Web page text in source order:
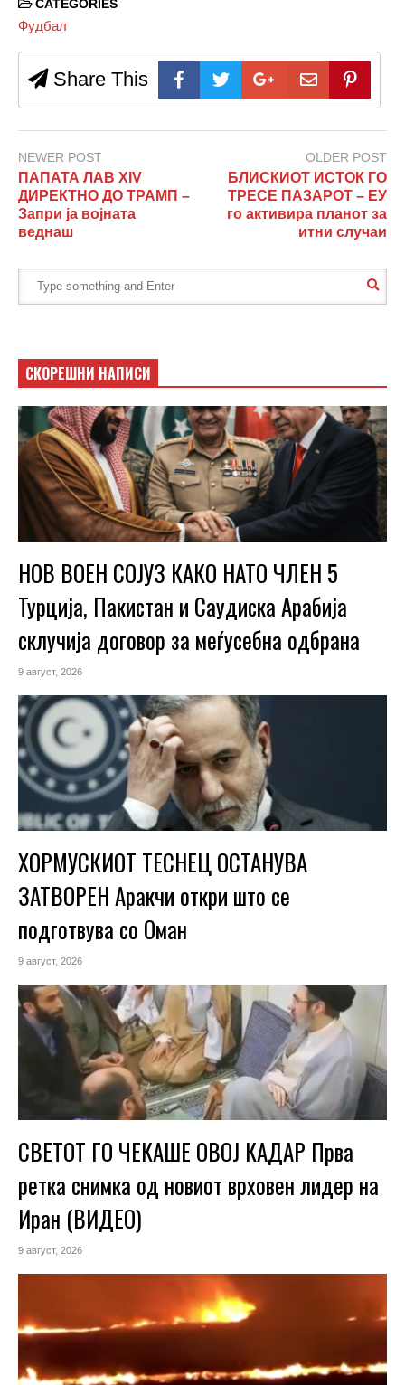
CATEGORIES
Фудбал
Share This
NEWER POST
ПАПАТА ЛАВ XIV
ДИРЕКТНО ДО ТРАМП –
Запри ја војната
веднаш
OLDER POST
БЛИСКИОТ ИСТОК ГО
ТРЕСЕ ПАЗАРОТ – ЕУ
го активира планот за
итни случаи
СКОРЕШНИ НАПИСИ
НОВ ВОЕН СОЈУЗ КАКО НАТО ЧЛЕН 5
Турција, Пакистан и Саудиска Арабија
склучија договор за меѓусебна одбрана
9 август, 2026
ХОРМУСКИОТ ТЕСНЕЦ ОСТАНУВА
ЗАТВОРЕН Аракчи откри што се
подготвува со Оман
9 август, 2026
СВЕТОТ ГО ЧЕКАШЕ ОВОЈ КАДАР Прва
ретка снимка од новиот врховен лидер на
Иран (ВИДЕО)
9 август, 2026